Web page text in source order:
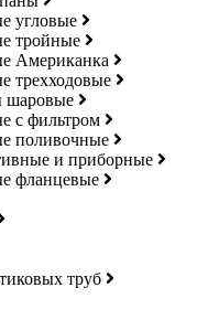
угловые
тройные
Американка
трехходовые
шаровые
с фильтром
поливочные
и приборные
фланцевые
труб